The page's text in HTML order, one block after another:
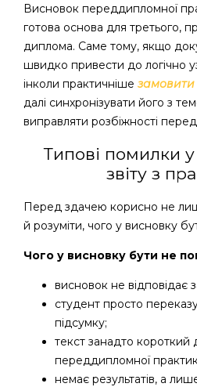
Висновок переддипломної
готова основа для третього,
диплома. Саме тому, якщо
швидко привести до логічно
інколи практичніше замовити
далі синхронізувати його з
виправляти розбіжності
Типові помилки
звіту з
Перед здачею корисно не
й розуміти, чого у висновку
Чого у висновку бути не
висновок не відповідає
студент просто
підсумку;
текст занадто короткий
переддипломної
немає результатів, а